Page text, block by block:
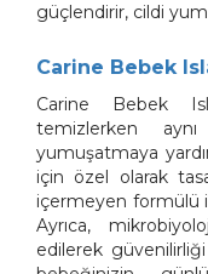
güçlendirir, cildi
Carine Bebek
Carine Bebek
temizlerken
yumuşatmaya
için özel olarak
içermeyen formülü
Ayrıca,
edilerek